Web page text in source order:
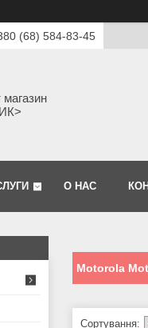
(68) 584-83-45
магазин
О НАС
Motorola